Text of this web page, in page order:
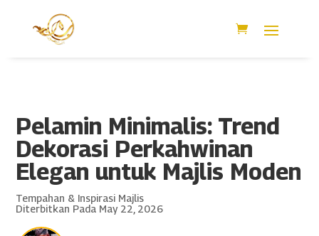
Pelamin Minimalis: Trend
Dekorasi Perkahwinan
Elegan untuk Majlis Moden
Tempahan & Inspirasi Majlis
Diterbitkan Pada May 22, 2026